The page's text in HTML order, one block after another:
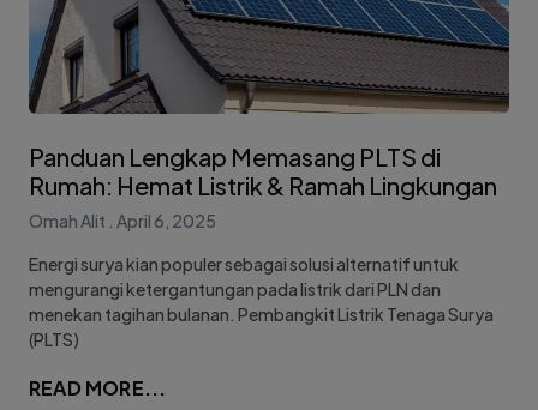
Panduan Lengkap Memasang PLTS di
Rumah: Hemat Listrik & Ramah Lingkungan
Omah Alit April 6, 2025
Energi surya kian populer sebagai solusi alternatif untuk
mengurangi ketergantungan pada listrik dari PLN dan
menekan tagihan bulanan. Pembangkit Listrik Tenaga Surya
(PLTS)
READ MORE...